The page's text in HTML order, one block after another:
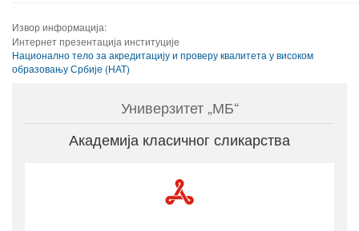
Извор информација:
Интернет презентација институције
Национално тело за акредитацију и проверу квалитета у високом
образовању Србије (НАТ)
Универзитет „МБ“
Академија класичног сликарства